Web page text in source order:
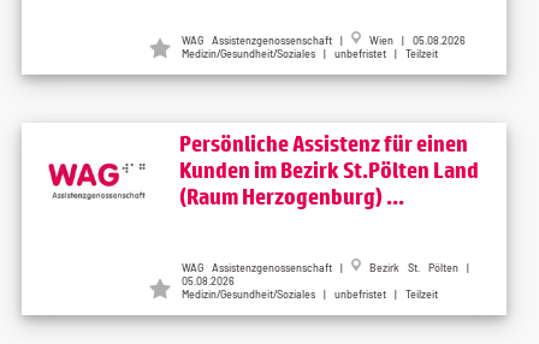
WAG Assistenzgenossenschaft |
Wien | 05.08.2026
Medizin/Gesundheit/Soziales | unbefristet | Teilzeit
Persönliche Assistenz für einen
Kunden im Bezirk St.Pölten Land
(Raum Herzogenburg) ...
WAG Assistenzgenossenschaft |
Bezirk St. Pölten |
05.08.2026
Medizin/Gesundheit/Soziales | unbefristet | Teilzeit